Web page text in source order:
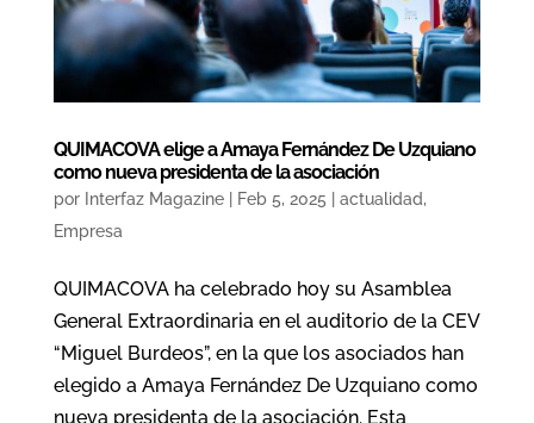
QUIMACOVA elige a Amaya Fernández De Uzquiano
como nueva presidenta de la asociación
por Interfaz Magazine| Feb 5, 2025 actualidad,
Empresa
QUIMACOVA ha celebrado hoy su Asamblea
General Extraordinaria en el auditorio de la CEV
“Miguel Burdeos”, en la que los asociados han
elegido a Amaya Fernández De Uzquiano como
nueva presidenta de la asociación. Esta